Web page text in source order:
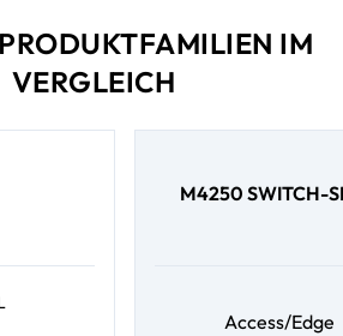
IM
VERGLEICH
M4250 SWITCH-
Access/Edge